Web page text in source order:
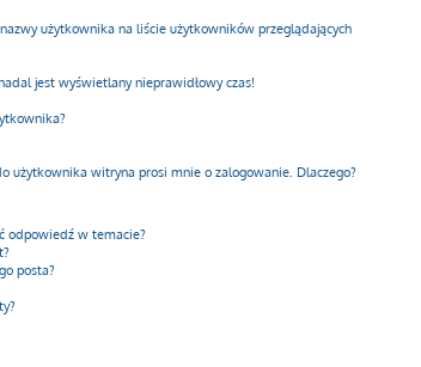
użytkownika na liście użytkowników przeglądających
jest wyświetlany nieprawidłowy czas!
użytkownika witryna prosi mnie o zalogowanie. Dlaczego?
odpowiedź w temacie?
posta?